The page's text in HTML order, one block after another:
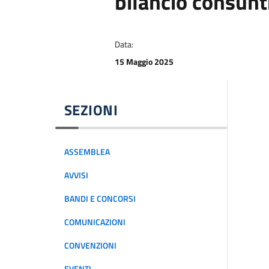
Data:
15 Maggio 2025
SEZIONI
ASSEMBLEA
AVVISI
BANDI E CONCORSI
COMUNICAZIONI
CONVENZIONI